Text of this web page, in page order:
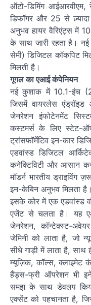
ऑटो-डिमिंग आईआरवीएम,
डिफॉगर और 25 से
अनुभव हायर वैरिएंट्स में
के साथ जारी रहता है।
सेमी) डिजिटल कॉकपिट
मिलती है।
गूगल का एआई कंपेनियन
नई कुशाक में 10.1-इंच
जिसमें वायरलेस
जेनरेशन इंफोटेनमेंट
कस्टमर्स के लिए स्टेट-
ट्रांसफॉर्मेटिव इन-कार
एडवांस्ड डिजिटल
कनेक्टिविटी और आसान
मॉडर्न भारतीय
इन-केबिन अनुभव मिलता है।
इसके कोर में एक एडवांस्ड
एजेंट से चलता है। यह
जेनरेशन, कॉन्टेक्स्ट-
जेमिनी को लाता है, जो
सीधे गाड़ी में लाता है, साथ
म्यूज़िक, कॉल्स, क्लाइमेट
हैंड्स-फ्री ऑपरेशन भी
समझ के साथ डेवलप
एक्सेंट को पहचानता है,